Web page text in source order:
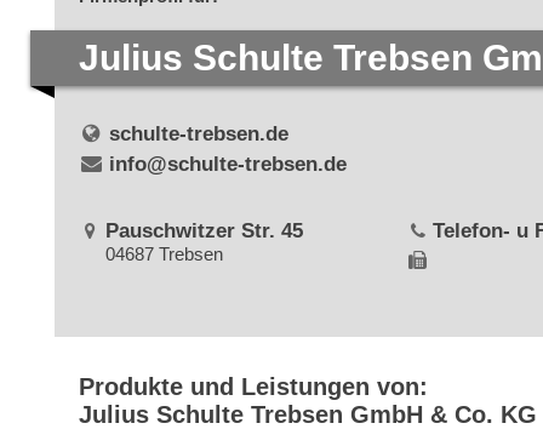
Julius Schulte Trebsen
schulte-trebsen.de
info@schulte-trebsen.de
Pauschwitzer Str. 45
04687 Trebsen
Telefon- u
Produkte und Leistungen von:
Julius Schulte Trebsen GmbH & Co. KG